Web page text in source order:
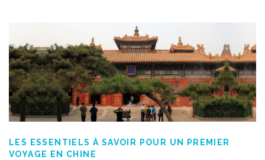
LES ESSENTIELS À SAVOIR POUR UN PREMIER
VOYAGE EN CHINE